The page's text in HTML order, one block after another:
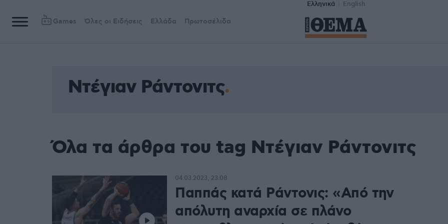
Ελληνικά English
Games Όλες οι Ειδήσεις Ελλάδα Πρωτοσέλιδα
Ντέγιαν Ράντονιτς
Όλα τα άρθρα του tag Ντέγιαν Ράντονιτς
Παππάς κατά Ράντονις: «Από την
απόλυτη αναρχία σε πλάνο
04.03.2023, 23:08